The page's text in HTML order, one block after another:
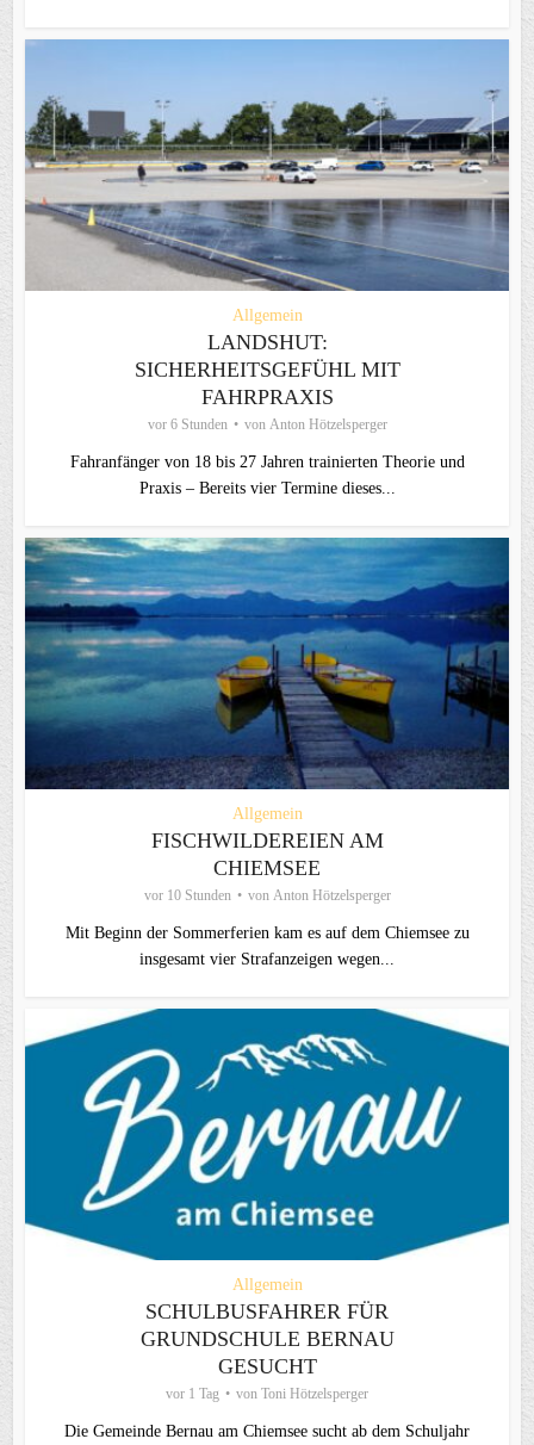
Allgemein
LANDSHUT:
SICHERHEITSGEFÜHL MIT
FAHRPRAXIS
vor 6 Stunden von Anton Hötzelsperger
Fahranfänger von 18 bis 27 Jahren trainierten Theorie und
Praxis – Bereits vier Termine dieses...
Allgemein
FISCHWILDEREIEN AM
CHIEMSEE
vor 10 Stunden von Anton Hötzelsperger
Mit Beginn der Sommerferien kam es auf dem Chiemsee zu
insgesamt vier Strafanzeigen wegen...
Allgemein
SCHULBUSFAHRER FÜR
GRUNDSCHULE BERNAU
GESUCHT
vor 1 Tag von Toni Hötzelsperger
Die Gemeinde Bernau am Chiemsee sucht ab dem Schuljahr